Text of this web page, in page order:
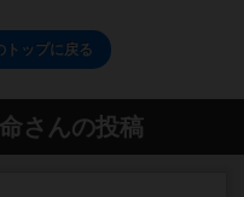
トップに戻る
さんの投稿